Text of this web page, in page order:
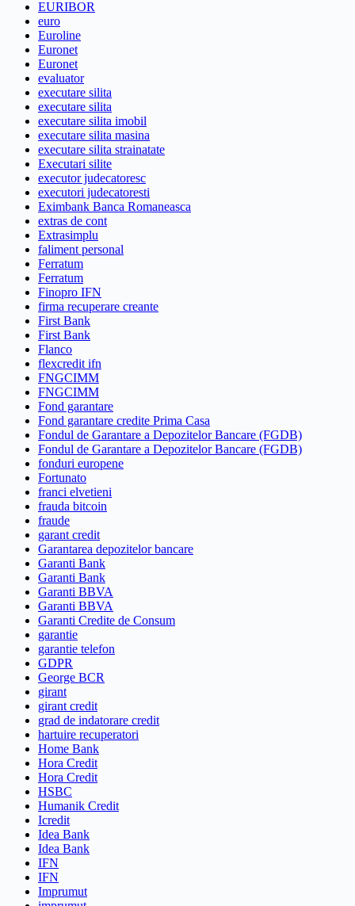
EURIBOR
euro
Euroline
Euronet
Euronet
evaluator
executare silita
executare silita
executare silita imobil
executare silita masina
executare silita strainatate
Executari silite
executor judecatoresc
executori judecatoresti
Eximbank Banca Romaneasca
extras de cont
Extrasimplu
faliment personal
Ferratum
Ferratum
Finopro IFN
firma recuperare creante
First Bank
First Bank
Flanco
flexcredit ifn
FNGCIMM
FNGCIMM
Fond garantare
Fond garantare credite Prima Casa
Fondul de Garantare a Depozitelor Bancare (FGDB)
Fondul de Garantare a Depozitelor Bancare (FGDB)
fonduri europene
Fortunato
franci elvetieni
frauda bitcoin
fraude
garant credit
Garantarea depozitelor bancare
Garanti Bank
Garanti Bank
Garanti BBVA
Garanti BBVA
Garanti Credite de Consum
garantie
garantie telefon
GDPR
George BCR
girant
girant credit
grad de indatorare credit
hartuire recuperatori
Home Bank
Hora Credit
Hora Credit
HSBC
Humanik Credit
Icredit
Idea Bank
Idea Bank
IFN
IFN
Imprumut